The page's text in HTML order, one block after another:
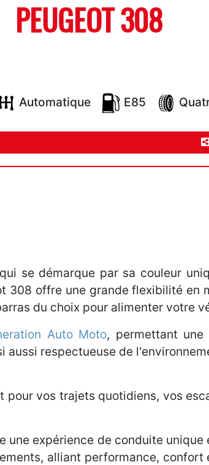
PEUGEOT 308
Automatique E85
se démarque par sa couleur
308 offre une grande flexibilité en
du choix pour alimenter votre
Auto Moto, permettant une
respectueuse de
vos trajets quotidiens, vos
une expérience de conduite unique
alliant performance, confort